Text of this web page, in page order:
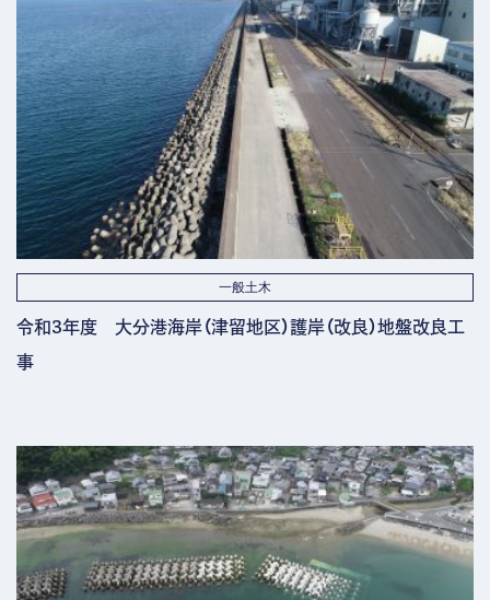
一般土木
令和3年度 大分港海岸（津留地区）護岸（改良）地盤改良工
事